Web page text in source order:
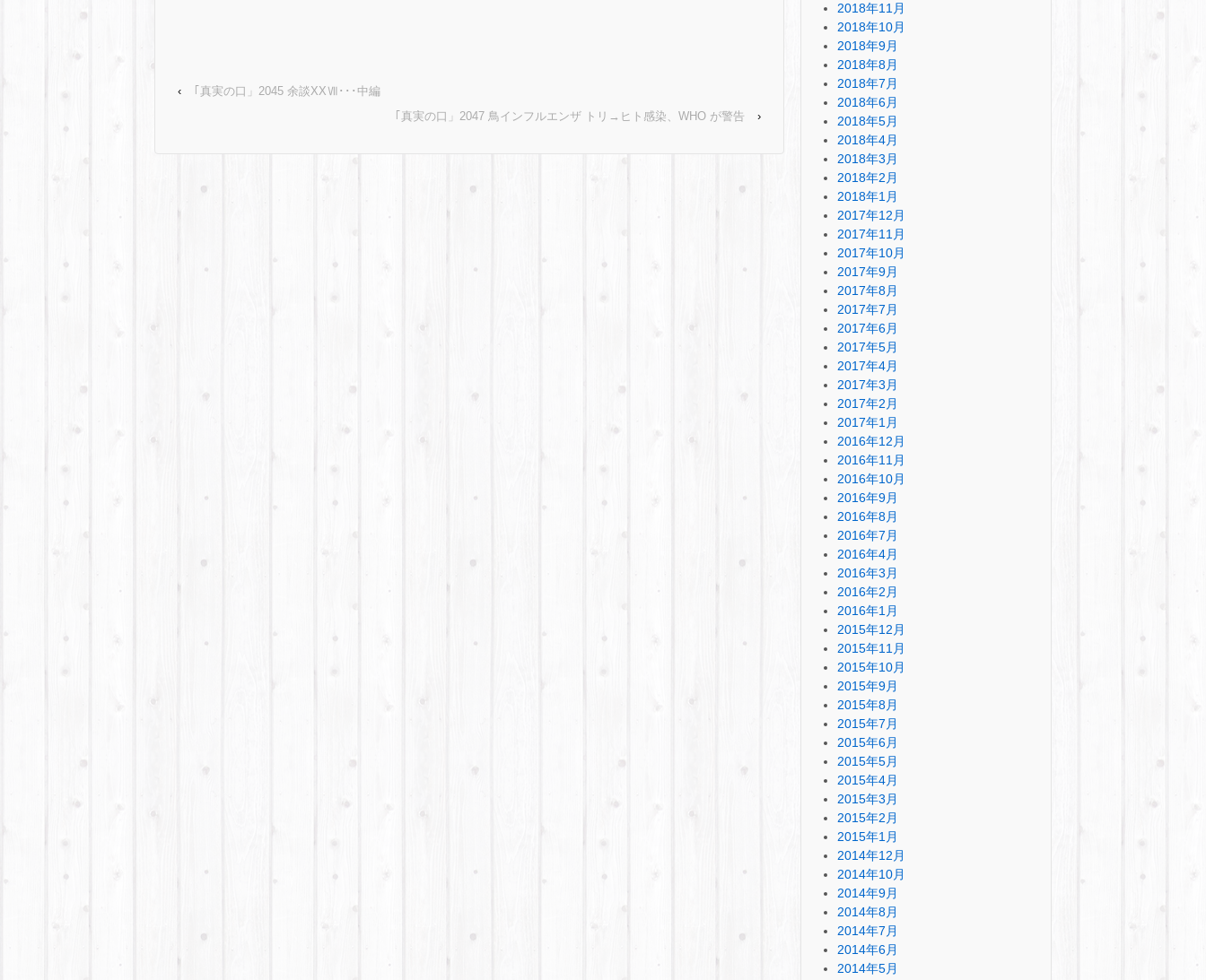
‹
｢真実の口」2045 余談XXⅦ･･･中編
｢真実の口」2047 鳥インフルエンザ トリ→ヒト感染、WHO が警告
›
2018年11月
2018年10月
2018年9月
2018年8月
2018年7月
2018年6月
2018年5月
2018年4月
2018年3月
2018年2月
2018年1月
2017年12月
2017年11月
2017年10月
2017年9月
2017年8月
2017年7月
2017年6月
2017年5月
2017年4月
2017年3月
2017年2月
2017年1月
2016年12月
2016年11月
2016年10月
2016年9月
2016年8月
2016年7月
2016年4月
2016年3月
2016年2月
2016年1月
2015年12月
2015年11月
2015年10月
2015年9月
2015年8月
2015年7月
2015年6月
2015年5月
2015年4月
2015年3月
2015年2月
2015年1月
2014年12月
2014年10月
2014年9月
2014年8月
2014年7月
2014年6月
2014年5月